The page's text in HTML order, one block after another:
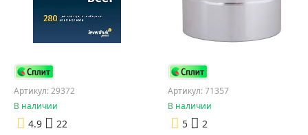
Артикул: 29372
В наличии
4.9
22
Артикул: 71357
В наличии
5
2